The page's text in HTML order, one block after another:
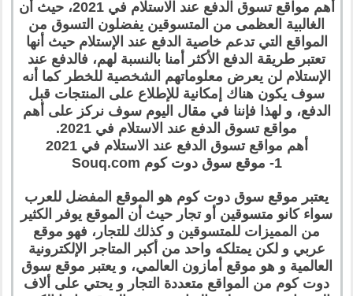
أهم مواقع تسوق الدفع عند الاستلام في 2021، حيث أن
الغالبية العظمى من المتسوقين يفضلون التسوق من
المواقع التي تدعم خاصية الدفع عند الإستلام حيث أنها
تعتبر طريقة الدفع الأكثر أمنا بالنسبة لهم، فالدفع عند
الإستلام لن يعرض معلوماتهم الشخصية للخطر كما أنه
سوف يكون هناك إمكانية للإطلاع على المنتجات قبل
الدفع، و لهذا فإننا في مقال اليوم سوف نركز على أهم
مواقع تسوق الدفع عند الاستلام في 2021.
أهم مواقع تسوق الدفع عند الاستلام في 2021
1- موقع سوق دوت كوم Souq.com
يعتبر موقع سوق دوت كوم هو الموقع المفضل للعرب
سواء كانو متسوقين أو تجار حيث أن الموقع يوفر الكثير
من المميزات للمتسوقين و كذلك للتجار، فهو موقع
عربي و لكن يمتلكه واحد من أكبر المتاجر الإلكترونية
العالمية و هو موقع أمازون العالمي، و يعتبر موقع سوق
دوت كوم من المواقع متعددة التجار و يحتي على ألاف